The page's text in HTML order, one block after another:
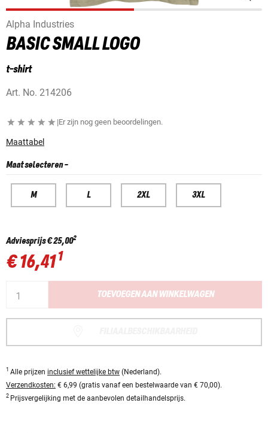
Alpha Industries
BASIC SMALL LOGO
t-shirt
Art. No. 214206
|Er zijn nog geen beoordelingen.
Maattabel
Maat selecteren-
M L 2XL 3XL
Adviesprijs€ 25,002
€ 16,411
TOEVOEGEN AAN WINKELWAGEN
1 Alle prijzen inclusief wettelijke btw (Nederland).
Verzendkosten: € 6,99 (gratis vanaf een bestelwaarde van € 70,00).
2 Prijsvergelijking met de aanbevolen detailhandelsprijs.